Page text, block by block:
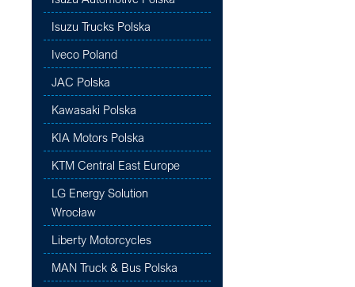
Isuzu Trucks Polska
Iveco Poland
JAC Polska
Kawasaki Polska
KIA Motors Polska
KTM Central East Europe
LG Energy Solution
Wrocław
Liberty Motorcycles
MAN Truck & Bus Polska